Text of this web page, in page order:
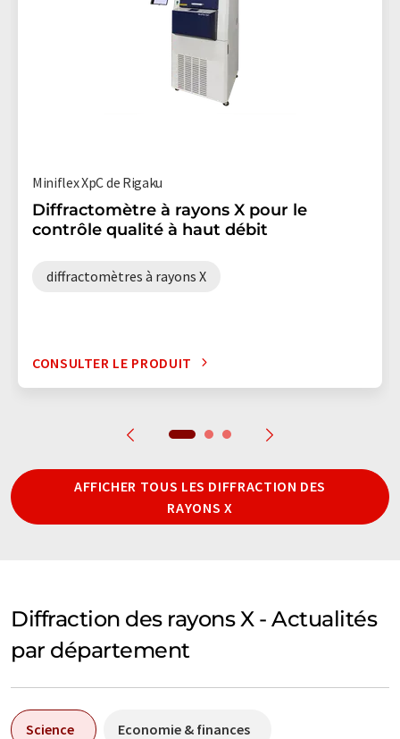
Miniflex XpC de Rigaku
Diffractomètre à rayons X pour le
contrôle qualité à haut débit
diffractomètres à rayons X
CONSULTER LE PRODUIT
AFFICHER TOUS LES DIFFRACTION DES
RAYONS X
Diffraction des rayons X - Actualités
par département
Science Economie & finances